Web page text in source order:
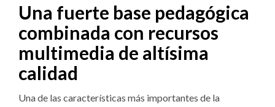
Una fuerte base pedagógica
combinada con recursos
multimedia de altísima
calidad
Una de las características más importantes de la